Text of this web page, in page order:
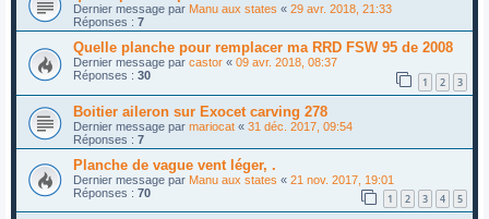
Dernier message par Manu aux states « 29 avr. 2018, 21:33
Réponses : 7
Quelle planche pour remplacer ma RRD FSW 95 de 2008
Dernier message par castor « 09 avr. 2018, 08:37
Réponses : 30 1 2 3
Boitier aileron sur Exocet carving 278
Dernier message par mariocat « 31 déc. 2017, 09:54
Réponses : 7
Planche de vague vent léger, .
Dernier message par Manu aux states « 21 nov. 2017, 19:01
Réponses : 70 1 2 3 4 5